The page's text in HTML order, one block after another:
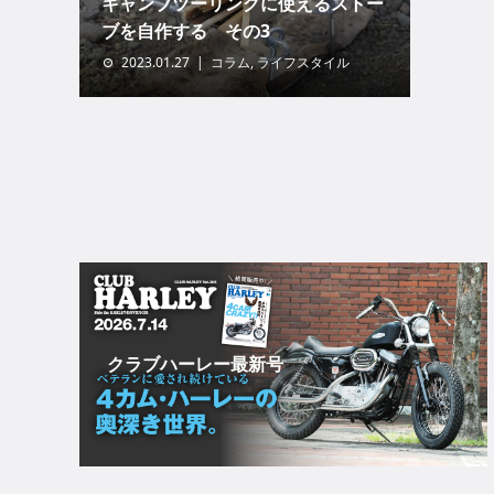
ブを自作する その3
2023.01.27 コラム,ライフスタイル
クラブハーレー最新号